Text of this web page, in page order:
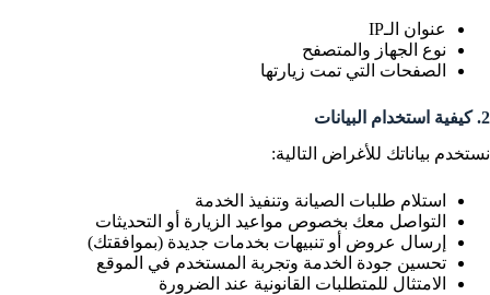
عنوان الـIP
نوع الجهاز والمتصفح
الصفحات التي تمت زيارتها
2. كيفية استخدام البيانات
نستخدم بياناتك للأغراض التالية:
استلام طلبات الصيانة وتنفيذ الخدمة
التواصل معك بخصوص مواعيد الزيارة أو التحديثات
إرسال عروض أو تنبيهات بخدمات جديدة (بموافقتك)
تحسين جودة الخدمة وتجربة المستخدم في الموقع
الامتثال للمتطلبات القانونية عند الضرورة